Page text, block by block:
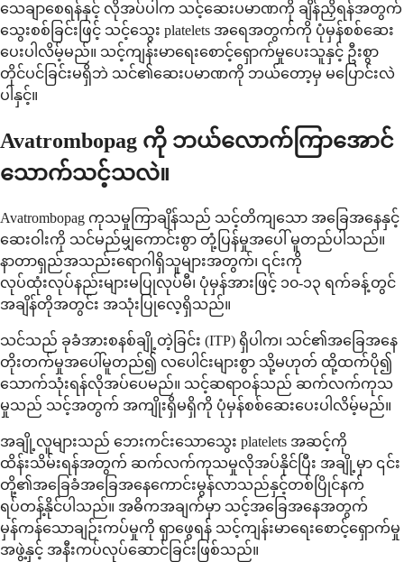
သေချာစေရန်နှင့် လိုအပ်ပါက သင့်ဆေးပမာဏကို ချိန်ညှိရန်အတွက်
သွေးစစ်ခြင်းဖြင့် သင့်သွေး platelets အရေအတွက်ကို ပုံမှန်စစ်ဆေး
ပေးပါလိမ့်မည်။ သင့်ကျန်းမာရေးစောင့်ရှောက်မှုပေးသူနှင့် ဦးစွာ
တိုင်ပင်ခြင်းမရှိဘဲ သင်၏ဆေးပမာဏကို ဘယ်တော့မှ မပြောင်းလဲ
ပါနှင့်။
Avatrombopag ကို ဘယ်လောက်ကြာအောင်
သောက်သင့်သလဲ။
Avatrombopag ကုသမှုကြာချိန်သည် သင့်တိကျသော အခြေအနေနှင့်
ဆေးဝါးကို သင်မည်မျှကောင်းစွာ တုံ့ပြန်မှုအပေါ် မူတည်ပါသည်။
နာတာရှည်အသည်းရောဂါရှိသူများအတွက်၊ ၎င်းကို
လုပ်ထုံးလုပ်နည်းများမပြုလုပ်မီ၊ ပုံမှန်အားဖြင့် ၁၀-၁၃ ရက်ခန့်တွင်
အချိန်တိုအတွင်း အသုံးပြုလေ့ရှိသည်။
သင်သည် ခုခံအားစနစ်ချို့တဲ့ခြင်း (ITP) ရှိပါက၊ သင်၏အခြေအနေ
တိုးတက်မှုအပေါ်မူတည်၍ လပေါင်းများစွာ သို့မဟုတ် ထို့ထက်ပို၍
သောက်သုံးရန်လိုအပ်ပေမည်။ သင့်ဆရာဝန်သည် ဆက်လက်ကုသ
မှုသည် သင့်အတွက် အကျိုးရှိမရှိကို ပုံမှန်စစ်ဆေးပေးပါလိမ့်မည်။
အချို့လူများသည် ဘေးကင်းသောသွေး platelets အဆင့်ကို
ထိန်းသိမ်းရန်အတွက် ဆက်လက်ကုသမှုလိုအပ်နိုင်ပြီး အချို့မှာ ၎င်း
တို့၏အခြေခံအခြေအနေကောင်းမွန်လာသည်နှင့်တစ်ပြိုင်နက်
ရပ်တန့်နိုင်ပါသည်။ အဓိကအချက်မှာ သင့်အခြေအနေအတွက်
မှန်ကန်သောချဉ်းကပ်မှုကို ရှာဖွေရန် သင့်ကျန်းမာရေးစောင့်ရှောက်မှု
အဖွဲ့နှင့် အနီးကပ်လုပ်ဆောင်ခြင်းဖြစ်သည်။